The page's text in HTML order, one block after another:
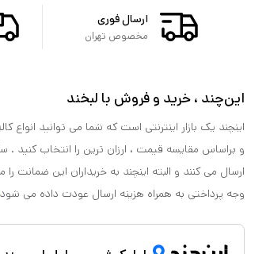
ارسال فوری
مخصوص تهران
این‌چند ، خرید و فروش با لبخند
اینچند یک بازار اینترنتی است که شما می توانید انواع
و براساس مقایسه قیمت ، ارزان ترین را انتخاب کنید .
ارسال می کنند و البته اینچند به خریداران این
وجه پرداختی به همراه هزینه ارسال عودت داده می شود